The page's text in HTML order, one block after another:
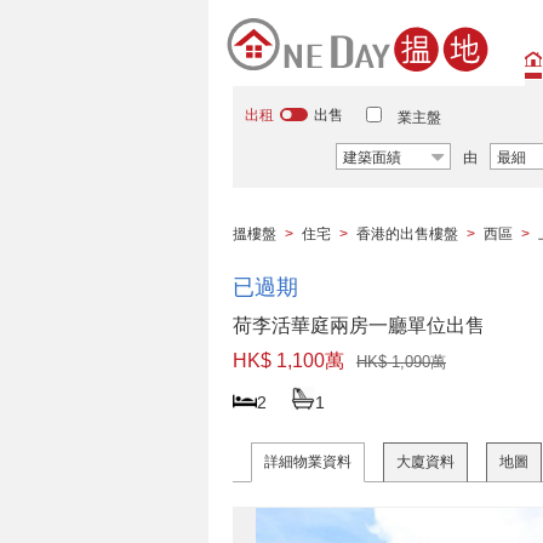
出租 出售 業主盤
建築面績 由 最細
搵樓盤 > 住宅 > 香港的出售樓盤 > 西區 >
已過期
荷李活華庭兩房一廳單位出售
HK$ 1,100萬
HK$ 1,090萬
2 1
詳細物業資料 大廈資料 地圖